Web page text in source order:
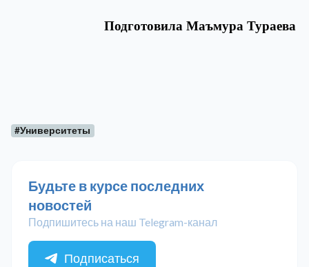
Подготовила Маъмура Тураева
#Университеты
Будьте в курсе последних
новостей
Подпишитесь на наш Telegram-канал
Подписаться